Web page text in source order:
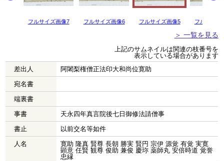
フルサイズ画像7 フルサイズ画像6 フルサイズ画像5 フルサイズ
＞ 一覧を見る
上記のサムネイルは関連の枝番号を
表示している場合があります
差出人
阿闍梨権僧正法印大和尚位寛助
宛名書
端裏書
事書
天永四年真言院後七日御修法請僧事
書止
以前交名等如件
人名
寛助 隆真 賢尊 長朝 勝実 賢円 宗伊 源覚 有覚 実寛
顕意 任賢 観尊 俊助 兼俊 慶珎 薬師丸 安倍時道 覚誉
忠縁